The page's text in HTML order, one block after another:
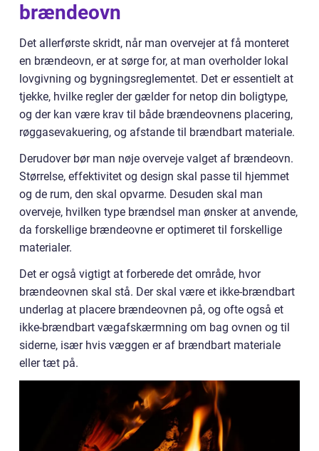
brændeovn
Det allerførste skridt, når man overvejer at få monteret
en brændeovn, er at sørge for, at man overholder lokal
lovgivning og bygningsreglementet. Det er essentielt at
tjekke, hvilke regler der gælder for netop din boligtype,
og der kan være krav til både brændeovnens placering,
røggasevakuering, og afstande til brændbart materiale.
Derudover bør man nøje overveje valget af brændeovn.
Størrelse, effektivitet og design skal passe til hjemmet
og de rum, den skal opvarme. Desuden skal man
overveje, hvilken type brændsel man ønsker at anvende,
da forskellige brændeovne er optimeret til forskellige
materialer.
Det er også vigtigt at forberede det område, hvor
brændeovnen skal stå. Der skal være et ikke-brændbart
underlag at placere brændeovnen på, og ofte også et
ikke-brændbart vægafskærmning om bag ovnen og til
siderne, især hvis væggen er af brændbart materiale
eller tæt på.